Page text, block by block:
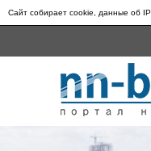
Сайт собирает cookie, данные об